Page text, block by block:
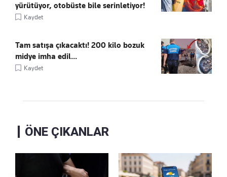
yürütüyor, otobüste bile serinletiyor!
Kaydet
Tam satışa çıkacaktı! 200 kilo bozuk
midye imha edil...
Kaydet
ÖNE ÇIKANLAR